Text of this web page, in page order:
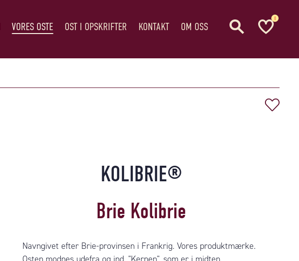
VORES OSTE OST I OPSKRIFTER KONTAKT OM OSS
0
KOLIBRIE®
Brie Kolibrie
Navngivet efter Brie-provinsen i Frankrig. Vores produktmærke.